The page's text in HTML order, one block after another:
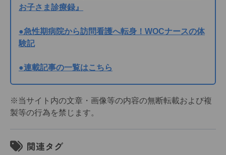
お子さま診療録』
●急性期病院から訪問看護へ転身！WOCナースの体
験記
●連載記事の一覧はこちら
※当サイト内の文章・画像等の内容の無断転載および複
製等の行為を禁じます。
関連タグ